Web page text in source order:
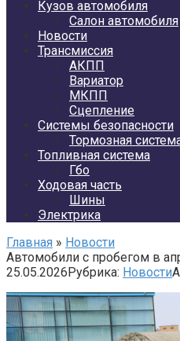
Кузов автомобиля
Салон автомобиля
Новости
Трансмиссия
АКПП
Вариатор
МКПП
Сцепление
Системы безопасности
Тормозная
Топливная система
Гбо
Ходовая часть
Шины
Электрика
Главная » Новости
Автомобили с пробегом в
25.05.2026Рубрика: Новости